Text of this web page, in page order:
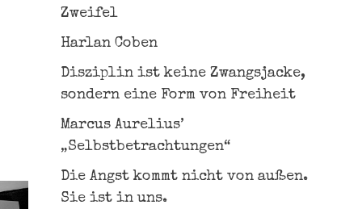
Zweifel
Harlan Coben
Disziplin ist keine Zwangsjacke,
sondern eine Form von Freiheit
Marcus Aurelius’
„Selbstbetrachtungen“
Die Angst kommt nicht von außen.
Sie ist in uns.